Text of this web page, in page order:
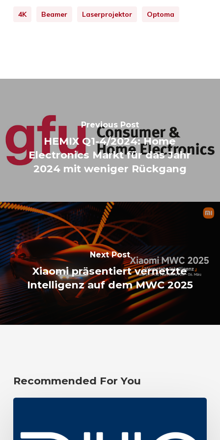
4K Beamer Laserprojektor Optoma
Previous Post
HEMIX Q1-4/2024: Home
Electronics Markt für das Jahr
2024 mit weniger Rückgang
Next Post
Xiaomi präsentiert vernetzte
Intelligenz auf dem MWC 2025
Recommended For You